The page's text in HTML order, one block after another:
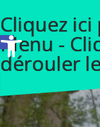
Ouvrir la barre d’outils
l
l
e
a
u
Cliquez
Menu -
dérouler